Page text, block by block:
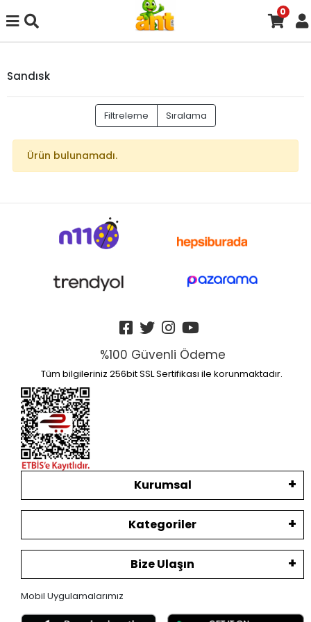
0
Sandısk
Filtreleme Sıralama
Ürün bulunamadı.
%100 Güvenli Ödeme
Tüm bilgileriniz 256bit SSL Sertifikası ile korunmaktadır.
Kurumsal
Kategoriler
Bize Ulaşın
Mobil Uygulamalarımız